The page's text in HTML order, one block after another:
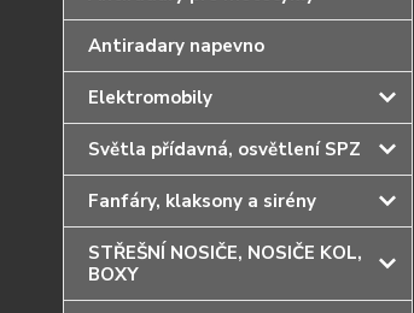
Antiradary napevno
Elektromobily
Světla přídavná, osvětlení SPZ
Fanfáry, klaksony a sirény
STŘEŠNÍ NOSIČE, NOSIČE KOL,
BOXY